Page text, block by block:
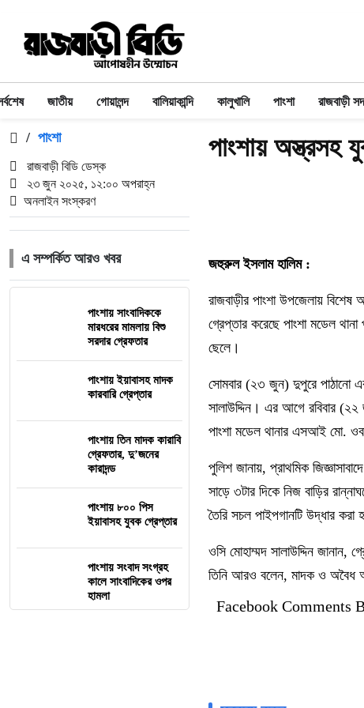
জাতীয় গোয়ালন্দ বালিয়াকান্দি কালুখালি পাংশা রাজবাড়ী
/ পাংশা
রাজবাড়ী বিডি ডেস্ক
২৩ জুন ২০২৫, ১২:০০ অপরাহ্ন
অনলাইন সংস্করণ
এ সম্পর্কিত আরও খবর
পাংশায় সাংবাদিককে
মারধরের মামলায় বিশু
সরদার গ্রেফতার
পাংশায় ইয়াবাসহ মাদক
কারবারি গ্রেপ্তার
পাংশায় তিন মাদক কারাবি
গ্রেফতার, দু’জনের
কারাদন্ড
পাংশায় ৮০০ পিস
ইয়াবাসহ যুবক গ্রেপ্তার
পাংশায় সংবাদ সংগ্রহ
কালে সাংবাদিকের ওপর
হামলা
পাংশায় অস্ত্রসহ
জহুরুল ইসলাম হালিম :
রাজবাড়ীর পাংশা উপজেলায়
গ্রেপ্তার করেছে পাংশা মডেল
ছেলে।
সোমবার (২৩ জুন) দুপুরে পাঠানো
সালাউদ্দিন। এর আগে রবিবার (২২
পাংশা মডেল থানার এসআই মো.
পুলিশ জানায়, প্রাথমিক
সাড়ে ৩টার দিকে নিজ বাড়ির
তৈরি সচল পাইপগানটি উদ্ধার করা
ওসি মোহাম্মদ সালাউদ্দিন জানান,
তিনি আরও বলেন, মাদক ও অবৈধ
Facebook Comments